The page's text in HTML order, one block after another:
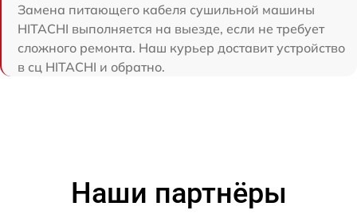
Замена питающего кабеля сушильной машины
HITACHI выполняется на выезде, если не требует
сложного ремонта. Наш курьер доставит устройство
в сц HITACHI и обратно.
Наши партнёры